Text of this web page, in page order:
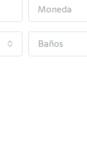
Moneda
Baños